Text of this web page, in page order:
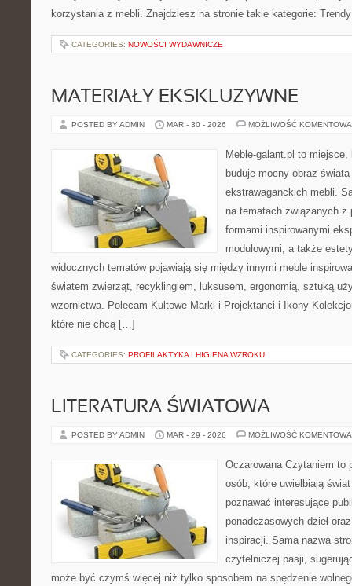
korzystania z mebli. Znajdziesz na stronie takie kategorie:
CATEGORIES: NOWOŚCI WYDAWNICZE
MATERIAŁY EKSKLUZYWNE
POSTED BY ADMIN MAR - 30 - 2026 MOŻLIWOŚĆ
Meble-galant.pl to
buduje mocny obraz
ekstrawaganckich mebli.
na tematach związanych z
formami inspirowanymi
modułowymi, a także
widocznych tematów pojawiają się między innymi meble
światem zwierząt, recyklingiem, luksusem, ergonomią, sztuką
wzornictwa. Polecam Kultowe Marki i Projektanci i Ikony
które nie chcą […]
CATEGORIES: PROFILAKTYKA I HIGIENA WZROKU
LITERATURA ŚWIATOWA
POSTED BY ADMIN MAR - 29 - 2026 MOŻLIWOŚĆ
Oczarowana Czytaniem to
osób, które uwielbiają
poznawać interesujące
ponadczasowych dzieł
inspiracji. Sama nazwa
czytelniczej pasji,
może być czymś więcej niż tylko sposobem na spędzenie